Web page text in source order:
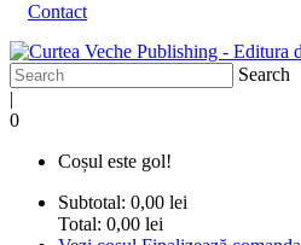
Contact
Search
|
0
Coșul este gol!
Subtotal: 0,00 lei
Total: 0,00 lei